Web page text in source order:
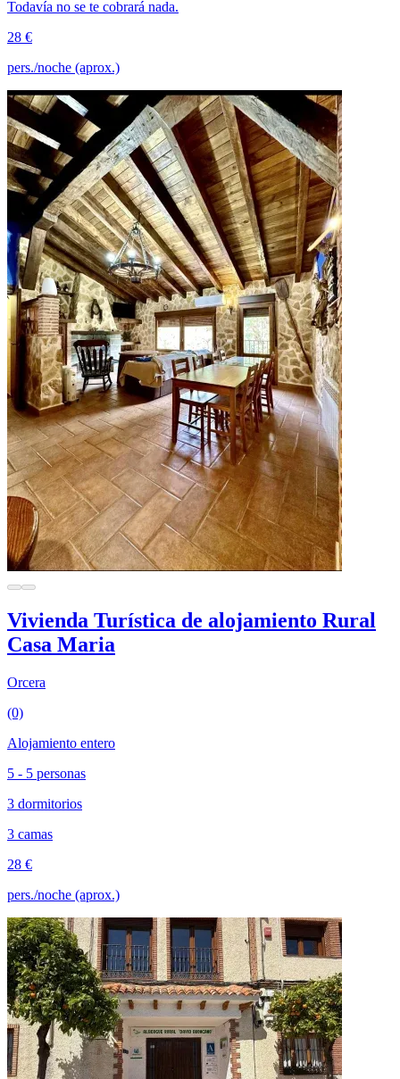
Todavía no se te cobrará nada.
28 €
pers./noche (aprox.)
Vivienda Turística de alojamiento Rural
Casa Maria
Orcera
(0)
Alojamiento entero
5 - 5 personas
3 dormitorios
3 camas
28 €
pers./noche (aprox.)